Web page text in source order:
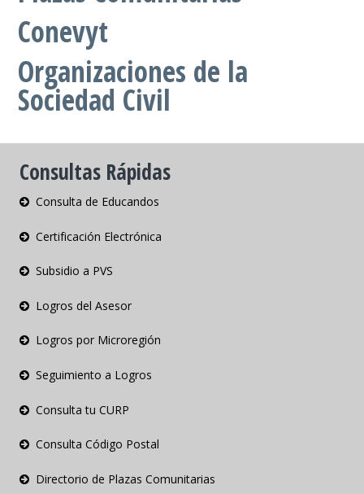
Conevyt
Organizaciones de la
Sociedad Civil
Consultas Rápidas
Consulta de Educandos
Certificación Electrónica
Subsidio a PVS
Logros del Asesor
Logros por Microregión
Seguimiento a Logros
Consulta tu CURP
Consulta Código Postal
Directorio de Plazas Comunitarias